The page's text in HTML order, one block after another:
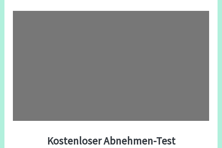
Kostenloser Abnehmen-Test